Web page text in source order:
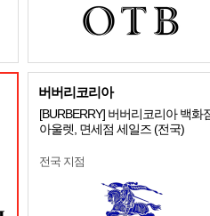
버버리코리아
[BURBERRY] 버버리코리아 백화
아울렛, 면세점 세일즈 (전국)
전국 지점